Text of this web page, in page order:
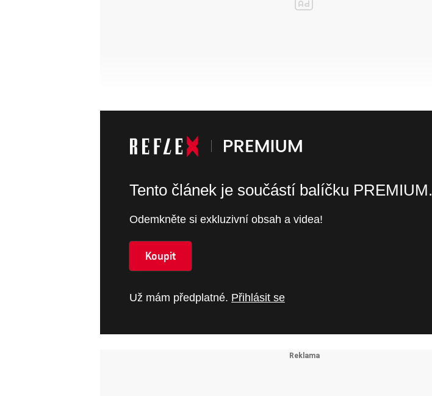
Tento článek je součástí balíčku PREMIUM.
Odemkněte si exkluzivní obsah a videa!
Koupit
Už mám předplatné. Přihlásit se